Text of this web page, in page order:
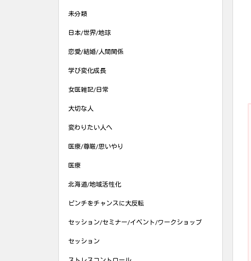
未分類
日本/世界/地球
恋愛/結婚/人間関係
学び変化成長
女医雑記/日常
大切な人
変わりたい人へ
医療/尊厳/思いやり
医療
北海道/地域活性化
ピンチをチャンスに大反転
セッション/セミナー/イベント/ワークショップ
セッション